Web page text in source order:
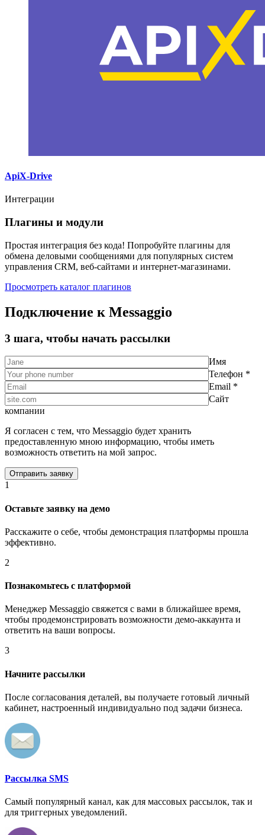
ApiX-Drive
Интеграции
Плагины и модули
Простая интеграция без кода! Попробуйте плагины для
обмена деловыми сообщениями для популярных систем
управления CRM, веб-сайтами и интернет-магазинами.
Просмотреть каталог плагинов
Подключение к Messaggio
3 шага, чтобы начать рассылки
Имя
Телефон *
Email *
Сайт
компании
Я согласен с тем, что Messaggio будет хранить
предоставленную мною информацию, чтобы иметь
возможность ответить на мой запрос.
1
Оставьте заявку на демо
Расскажите о себе, чтобы демонстрация платформы прошла
эффективно.
2
Познакомьтесь с платформой
Менеджер Messaggio свяжется с вами в ближайшее время,
чтобы продемонстрировать возможности демо-аккаунта и
ответить на ваши вопросы.
3
Начните рассылки
После согласования деталей, вы получаете готовый личный
кабинет, настроенный индивидуально под задачи бизнеса.
Рассылка SMS
Самый популярный канал, как для массовых рассылок, так и
для триггерных уведомлений.